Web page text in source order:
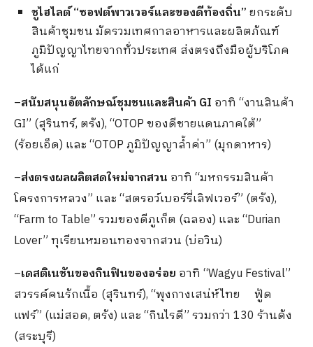
ชูไฮไลต์ “ซอฟต์พาวเวอร์และของดีท้องถิ่น”ยกระดับ
สินค้าชุมชน มัดรวมเทศกาลอาหารและผลิตภัณฑ์
ภูมิปัญญาไทยจากทั่วประเทศ ส่งตรงถึงมือผู้บริโภค
ได้แก่
–สนับสนุนอัตลักษณ์ชุมชนและสินค้า GI อาทิ “งานสินค้า
GI” (สุรินทร์, ตรัง), “OTOP ของดีชายแดนภาคใต้”
(ร้อยเอ็ด) และ “OTOP ภูมิปัญญาล้ำค่า” (มุกดาหาร)
–ส่งตรงผลผลิตสดใหม่จากสวน อาทิ “มหกรรมสินค้า
โครงการหลวง” และ “สตรอว์เบอร์รี่เลิฟเวอร์” (ตรัง),
“Farm to Table” รวมของดีภูเก็ต (ฉลอง) และ “Durian
Lover” ทุเรียนหมอนทองจากสวน (บ่อวิน)
–เดสติเนชันของกินฟินของอร่อย อาทิ “Wagyu Festival”
สวรรค์คนรักเนื้อ (สุรินทร์), “พุงกางเสน่ห์ไทย ฟู้ด
แฟร์” (แม่สอด, ตรัง) และ “กินไรดี” รวมกว่า 130 ร้านดัง
(สระบุรี)